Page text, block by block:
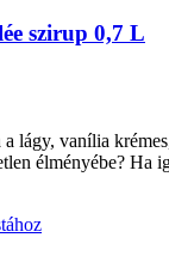
szirup 0,7 L
lágy, vanília
élményébe? Ha